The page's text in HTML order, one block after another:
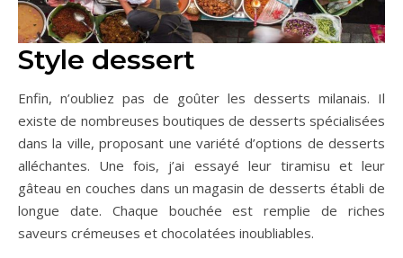
Style dessert
Enfin, n’oubliez pas de goûter les desserts milanais. Il
existe de nombreuses boutiques de desserts spécialisées
dans la ville, proposant une variété d’options de desserts
alléchantes. Une fois, j’ai essayé leur tiramisu et leur
gâteau en couches dans un magasin de desserts établi de
longue date. Chaque bouchée est remplie de riches
saveurs crémeuses et chocolatées inoubliables.